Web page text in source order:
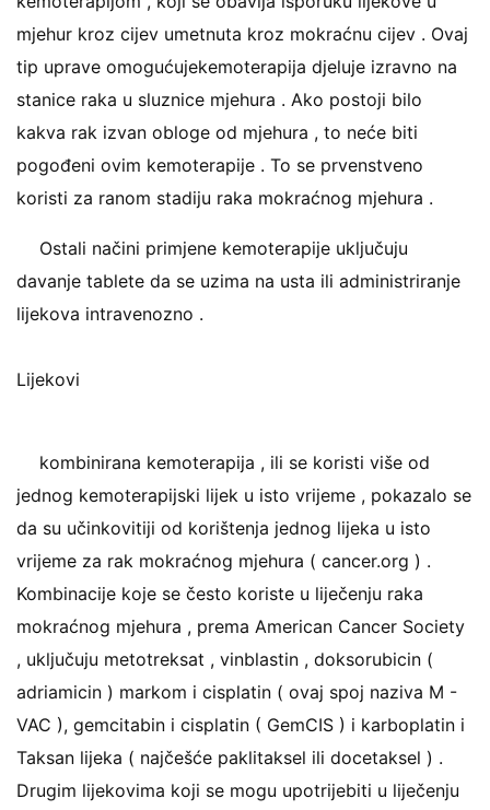
mjehur kroz cijev umetnuta kroz mokraćnu cijev . Ovaj
tip uprave omogućujekemoterapija djeluje izravno na
stanice raka u sluznice mjehura . Ako postoji bilo
kakva rak izvan obloge od mjehura , to neće biti
pogođeni ovim kemoterapije . To se prvenstveno
koristi za ranom stadiju raka mokraćnog mjehura .
Ostali načini primjene kemoterapije uključuju
davanje tablete da se uzima na usta ili administriranje
lijekova intravenozno .
Lijekovi
kombinirana kemoterapija , ili se koristi više od
jednog kemoterapijski lijek u isto vrijeme , pokazalo se
da su učinkovitiji od korištenja jednog lijeka u isto
vrijeme za rak mokraćnog mjehura ( cancer.org ) .
Kombinacije koje se često koriste u liječenju raka
mokraćnog mjehura , prema American Cancer Society
, uključuju metotreksat , vinblastin , doksorubicin (
adriamicin ) markom i cisplatin ( ovaj spoj naziva M -
VAC ), gemcitabin i cisplatin ( GemCIS ) i karboplatin i
Taksan lijeka ( najčešće paklitaksel ili docetaksel ) .
Drugim lijekovima koji se mogu upotrijebiti u liječenju